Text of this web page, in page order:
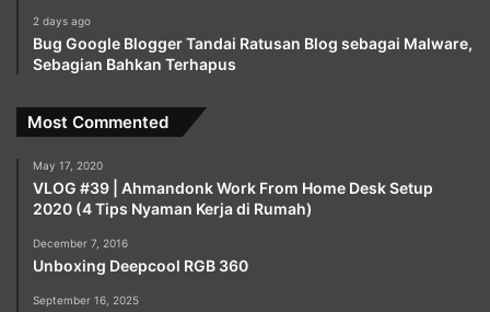
2 days ago
Bug Google Blogger Tandai Ratusan Blog sebagai Malware,
Sebagian Bahkan Terhapus
Most Commented
May 17, 2020
VLOG #39 | Ahmandonk Work From Home Desk Setup
2020 (4 Tips Nyaman Kerja di Rumah)
December 7, 2016
Unboxing Deepcool RGB 360
September 16, 2025